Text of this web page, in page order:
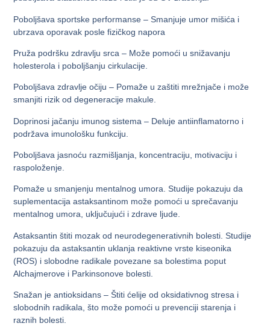
Poboljšava sportske performanse – Smanjuje umor mišića i
ubrzava oporavak posle fizičkog napora
Pruža podršku zdravlju srca – Može pomoći u snižavanju
holesterola i poboljšanju cirkulacije.
Poboljšava zdravlje očiju – Pomaže u zaštiti mrežnjače i može
smanjiti rizik od degeneracije makule.
Doprinosi jačanju imunog sistema – Deluje antiinflamatorno i
podržava imunološku funkciju.
Poboljšava jasnoću razmišljanja, koncentraciju, motivaciju i
raspoloženje.
Pomaže u smanjenju mentalnog umora. Studije pokazuju da
suplementacija astaksantinom može pomoći u sprečavanju
mentalnog umora, uključujući i zdrave ljude.
Astaksantin štiti mozak od neurodegenerativnih bolesti. Studije
pokazuju da astaksantin uklanja reaktivne vrste kiseonika
(ROS) i slobodne radikale povezane sa bolestima poput
Alchajmerove i Parkinsonove bolesti.
Snažan je antioksidans – Štiti ćelije od oksidativnog stresa i
slobodnih radikala, što može pomoći u prevenciji starenja i
raznih bolesti.